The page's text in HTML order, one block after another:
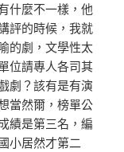
什麼不一樣，他
評的時候，我就
的劇，文學性太
位請專人各司其
劇？該有是有演
當然爾，榜單公
績是第三名，編
小居然才第二